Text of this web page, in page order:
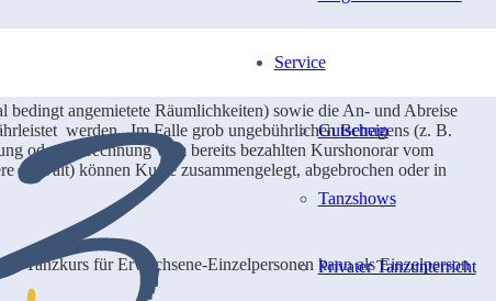
Service
Gutschein
Tanzshows
Privater Tanzunterricht
bedingt angemietete Räumlichkeiten) sowie die An- und Abreise
werden. Im Falle grob ungebührlichen Betragens (z. B.
oder Verrechnung vom bereits bezahlten Kurshonorar vom
Gewalt) können Kurse zusammengelegt, abgebrochen oder in
Tanzkurs für Erwachsene-Einzelpersonen kann als Einzelperson